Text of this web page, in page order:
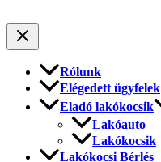
Rólunk
Elégedett ügyfelek
Eladó lakókocsik
Lakóauto
Lakókocsik
Lakókocsi Bérlés